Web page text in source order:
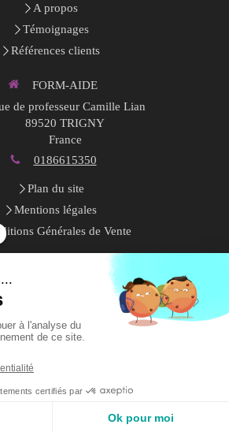
A propos
Témoignages
Références clients
FORM-AIDE
de professeur Camille Lian
89520 TRIGNY
France
0186615350
Plan du site
Mentions légales
Générales de Vente
site par Simplébo